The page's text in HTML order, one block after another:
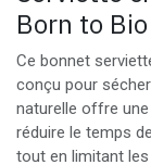
Born to Bio
Ce bonnet
conçu pour
naturelle offre une
réduire le temps
tout en limitant